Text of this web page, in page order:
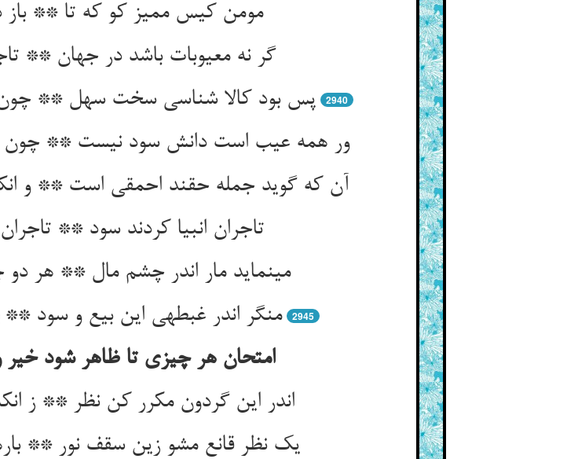
مومن کیس ممیز کو که تا ** باز
گر نه معیوبات باشد در جهان **
پس بود کالا شناسی سخت سهل ** چون
2940
ور همه عیب است دانش سود نیست ** چون
آن که گوید جمله حقند احمقی است ** و
تاجران انبیا کردند سود **
می‏نماید مار اندر چشم مال ** هر
منگر اندر غبطه‏ی این بیع و سود **
2945
امتحان هر چیزی تا ظاهر شود
اندر این گردون مکرر کن نظر ** ز
یک نظر قانع مشو زین سقف نور **